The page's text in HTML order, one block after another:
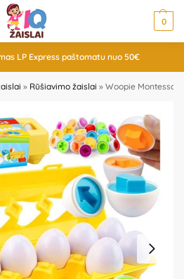
0
LP Express paštomatu nuo 50€
» Rūšiavimo žaislai » Woopie Montessori